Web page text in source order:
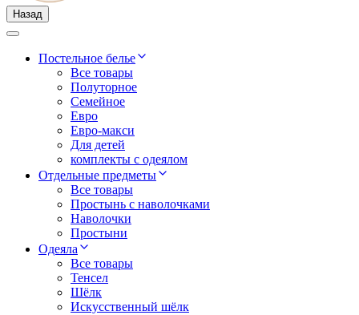
Назад
Постельное белье
Все товары
Полуторное
Семейное
Евро
Евро-макси
Для детей
комплекты с одеялом
Отдельные предметы
Все товары
Простынь с наволочками
Наволочки
Простыни
Одеяла
Все товары
Тенсел
Шёлк
Искусственный шёлк